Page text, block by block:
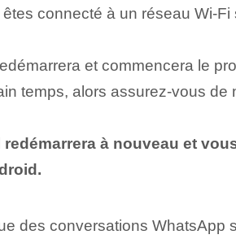
connecté à un réseau Wi-
et commencera le
temps, alors assurez-vous
à nouveau et
des conversations WhatsApp